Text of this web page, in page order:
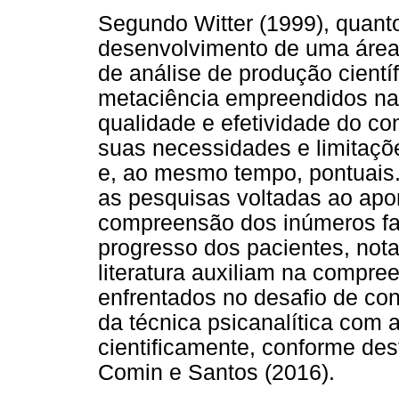
Segundo Witter (1999),
desenvolvimento de uma
de análise de produção
metaciência empreendidos
qualidade e efetividade do
suas necessidades e
e, ao mesmo tempo,
as pesquisas voltadas ao
compreensão dos inúmeros
progresso dos pacientes,
literatura auxiliam na
enfrentados no desafio de
da técnica psicanalítica com
cientificamente, conforme
Comin e Santos (2016).